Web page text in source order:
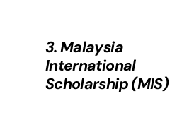
3. Malaysia
International
Scholarship (MIS)